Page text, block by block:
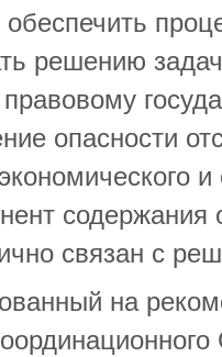
решению
опасности
содержания
связан с
на